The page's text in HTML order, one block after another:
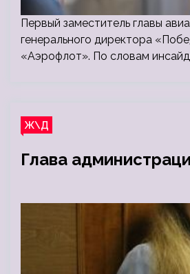
Первый заместитель главы
генерального директора
«Аэрофлот». По словам
Ж\Д
Глава